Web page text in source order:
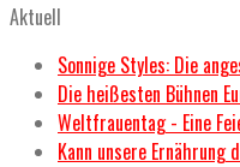
Aktuell
Sonnige Styles: Die
Die heißesten Bühnen
Weltfrauentag - Eine
Kann unsere